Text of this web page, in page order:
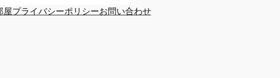
屋プライバシーポリシーお問い合わせ